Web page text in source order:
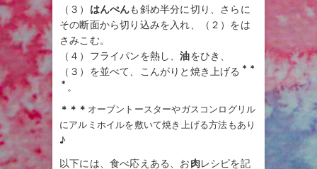
（３） はんぺんも斜め半分に切り、さらに
その断面から切り込みを入れ、（２）をは
さみこむ。
（４）フライパンを熱し、油をひき、
（３）を並べて、こんがりと焼き上げる ＊＊
＊ 。
＊＊＊ オーブントースターやガスコンログリル
にアルミホイルを敷いて焼き上げる方法もあり
♪
以下には、食べ応えある、お肉レシピを記